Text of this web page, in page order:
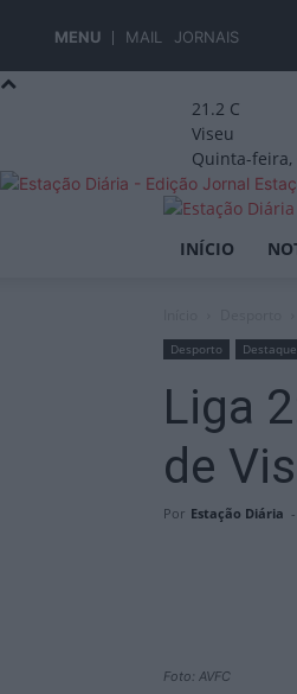
MENU MAIL JORNAIS
21.2 C
Viseu
Quinta-feira,
INÍCIO
Desporto
Liga
de
Por Estação Diária -
Foto: AVFC